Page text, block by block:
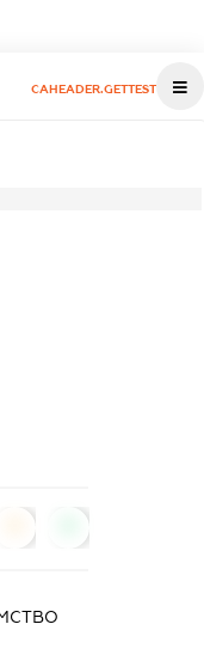
CAHEADER.GETTEST